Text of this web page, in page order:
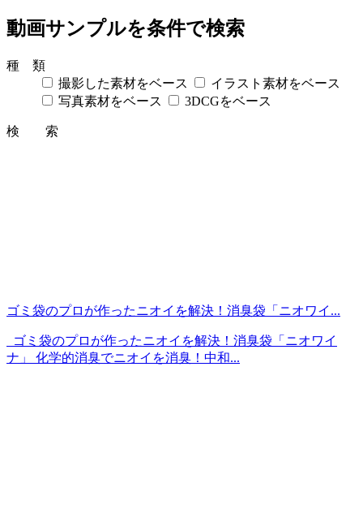
動画サンプルを条件で検索
種 類
撮影した素材をベース
イラスト素材をベース
写真素材をベース
3DCGをベース
検 索
ゴミ袋のプロが作ったニオイを解決！消臭袋「ニオワイ...
ゴミ袋のプロが作ったニオイを解決！消臭袋「ニオワイ
ナ」 化学的消臭でニオイを消臭！中和...